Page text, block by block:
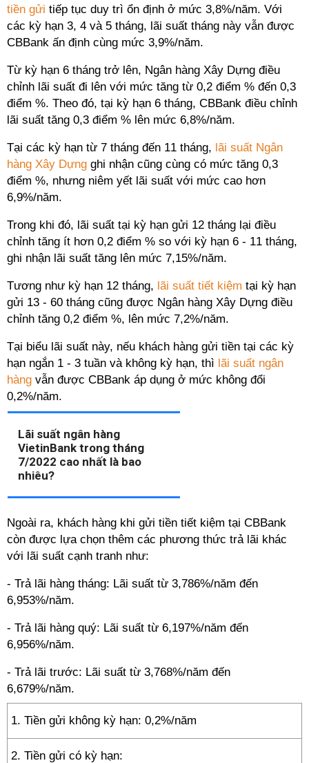
tiền gửi tiếp tục duy trì ổn định ở mức 3,8%/năm. Với
các kỳ hạn 3, 4 và 5 tháng, lãi suất tháng này vẫn được
CBBank ấn định cùng mức 3,9%/năm.
Từ kỳ hạn 6 tháng trở lên, Ngân hàng Xây Dựng điều
chỉnh lãi suất đi lên với mức tăng từ 0,2 điểm % đến 0,3
điểm %. Theo đó, tại kỳ hạn 6 tháng, CBBank điều chỉnh
lãi suất tăng 0,3 điểm % lên mức 6,8%/năm.
Tại các kỳ hạn từ 7 tháng đến 11 tháng, lãi suất Ngân
hàng Xây Dựng ghi nhận cũng cùng có mức tăng 0,3
điểm %, nhưng niêm yết lãi suất với mức cao hơn
6,9%/năm.
Trong khi đó, lãi suất tại kỳ hạn gửi 12 tháng lại điều
chỉnh tăng ít hơn 0,2 điểm % so với kỳ hạn 6 - 11 tháng,
ghi nhận lãi suất tăng lên mức 7,15%/năm.
Tương như kỳ hạn 12 tháng, lãi suất tiết kiệm tại kỳ hạn
gửi 13 - 60 tháng cũng được Ngân hàng Xây Dựng điều
chỉnh tăng 0,2 điểm %, lên mức 7,2%/năm.
Tại biểu lãi suất này, nếu khách hàng gửi tiền tại các kỳ
hạn ngắn 1 - 3 tuần và không kỳ hạn, thì lãi suất ngân
hàng vẫn được CBBank áp dụng ở mức không đổi
0,2%/năm.
Lãi suất ngân hàng
VietinBank trong tháng
7/2022 cao nhất là bao
nhiêu?
Ngoài ra, khách hàng khi gửi tiền tiết kiệm tại CBBank
còn được lựa chọn thêm các phương thức trả lãi khác
với lãi suất cạnh tranh như:
- Trả lãi hàng tháng: Lãi suất từ 3,786%/năm đến
6,953%/năm.
- Trả lãi hàng quý: Lãi suất từ 6,197%/năm đến
6,956%/năm.
- Trả lãi trước: Lãi suất từ 3,768%/năm đến
6,679%/năm.
1. Tiền gửi không kỳ hạn: 0,2%/năm
2. Tiền gửi có kỳ hạn: